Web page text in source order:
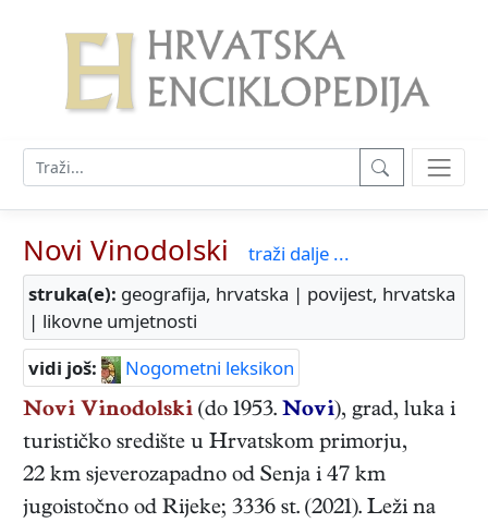
Novi Vinodolski
traži dalje ...
struka(e): geografija, hrvatska | povijest, hrvatska
| likovne umjetnosti
vidi još:
Nogometni leksikon
Novi Vinodolski (do 1953. Novi), grad, luka i
turističko središte u Hrvatskom primorju,
22 km sjeverozapadno od Senja i 47 km
jugoistočno od Rijeke; 3336 st. (2021). Leži na